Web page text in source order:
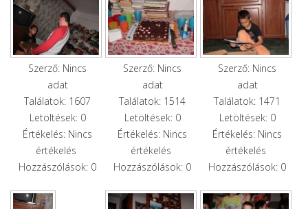
Szerző: Nincs
adat
Találatok: 1607
Letöltések: 0
Értékelés: Nincs
értékelés
Hozzászólások: 0
Szerző: Nincs
adat
Találatok: 1514
Letöltések: 0
Értékelés: Nincs
értékelés
Hozzászólások: 0
Szerző: Nincs
adat
Találatok: 1471
Letöltések: 0
Értékelés: Nincs
értékelés
Hozzászólások: 0